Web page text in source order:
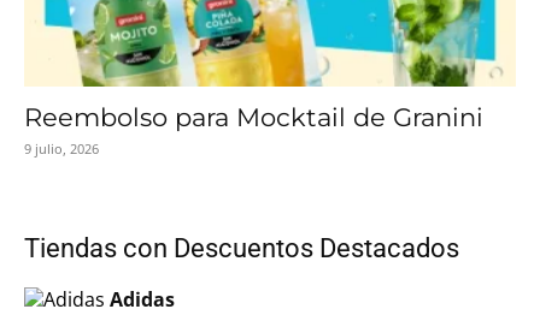
Reembolso para Mocktail de Granini
9 julio, 2026
Tiendas con Descuentos Destacados
Adidas